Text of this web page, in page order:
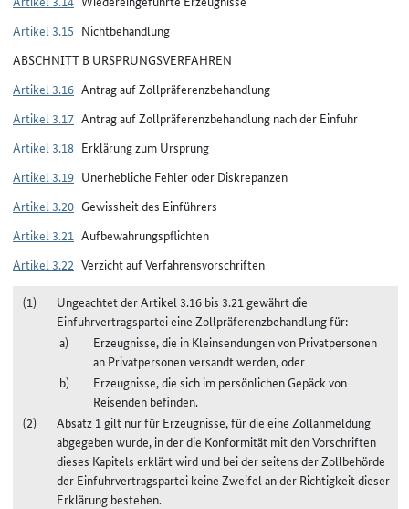
Artikel 3.15 Nichtbehandlung
ABSCHNITT B URSPRUNGSVERFAHREN
Artikel 3.16 Antrag auf Zollpräferenzbehandlung
Artikel 3.17 Antrag auf Zollpräferenzbehandlung nach der Einfuhr
Artikel 3.18 Erklärung zum Ursprung
Artikel 3.19 Unerhebliche Fehler oder Diskrepanzen
Artikel 3.20 Gewissheit des Einführers
Artikel 3.21 Aufbewahrungspflichten
Artikel 3.22 Verzicht auf Verfahrensvorschriften
Ungeachtet der Artikel 3.16 bis 3.21 gewährt die
Einfuhrvertragspartei eine Zollpräferenzbehandlung für:
Erzeugnisse, die in Kleinsendungen von Privatpersonen
an Privatpersonen versandt werden, oder
Erzeugnisse, die sich im persönlichen Gepäck von
Reisenden befinden.
Absatz 1 gilt nur für Erzeugnisse, für die eine Zollanmeldung
abgegeben wurde, in der die Konformität mit den Vorschriften
dieses Kapitels erklärt wird und bei der seitens der Zollbehörde
der Einfuhrvertragspartei keine Zweifel an der Richtigkeit dieser
Erklärung bestehen.